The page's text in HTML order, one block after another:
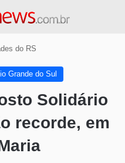
do RS
Grande do Sul
Solidário
recorde, em